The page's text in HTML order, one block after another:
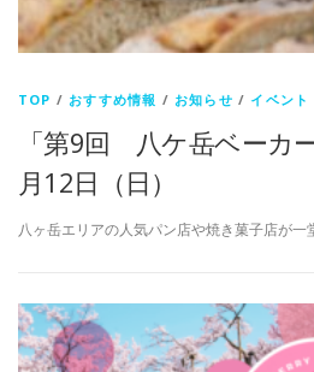
TOP / おすすめ情報 / お知らせ /イベント
「第9回 八ケ岳ベー
月12日（日）
八ヶ岳エリアの人気パン店や焼き菓子店が